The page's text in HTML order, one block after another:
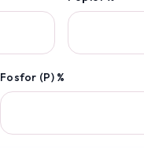
Fosfor (P) %